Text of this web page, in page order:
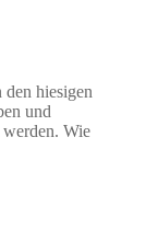
hiesigen
und
werden. Wie